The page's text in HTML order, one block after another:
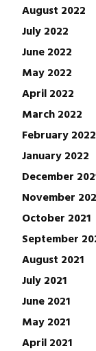
August 2022
July 2022
June 2022
May 2022
April 2022
March 2022
February 2022
January 2022
December
November
October 2021
September
August 2021
July 2021
June 2021
May 2021
April 2021